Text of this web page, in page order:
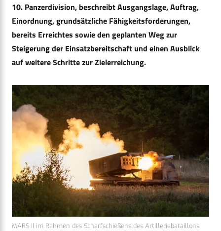
10. Panzerdivision, beschreibt Ausgangslage, Auftrag,
Einordnung, grundsätzliche Fähigkeitsforderungen,
bereits Erreichtes sowie den geplanten Weg zur
Steigerung der Einsatzbereitschaft und einen Ausblick
auf weitere Schritte zur Zielerreichung.
MARS II im Rahmen des Scharfschießens des Artilleriebataillons